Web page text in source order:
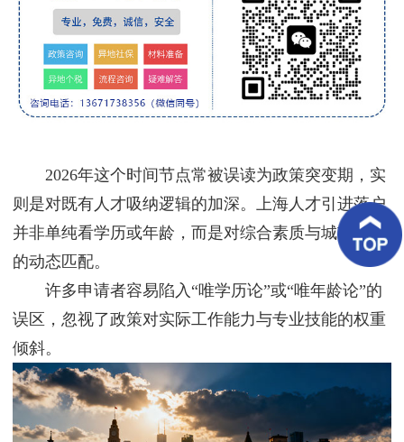
务
优
案
客
评
新
闻
资
讯
2026年这个时间节点常被误读为政策突变期，实
则是对既有人才吸纳逻辑的加深。上海人才引进落户
并非单纯看学历或年龄，而是对综合素质与城市需求
的动态匹配。
许多申请者容易陷入“唯学历论”或“唯年龄论”的
误区，忽视了政策对实际工作能力与专业技能的权重
倾斜。